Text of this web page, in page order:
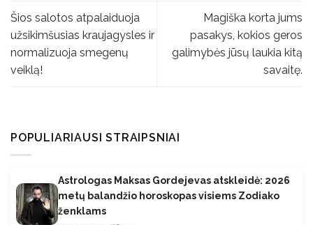
Šios salotos atpalaiduoja
užsikimšusias kraujagysles ir
normalizuoja smegenų
veiklą!
Magiška korta jums
pasakys, kokios geros
galimybės jūsų laukia kitą
savaitę.
POPULIARIAUSI STRAIPSNIAI
Astrologas Maksas Gordejevas atskleidė: 2026
metų balandžio horoskopas visiems Zodiako
ženklams